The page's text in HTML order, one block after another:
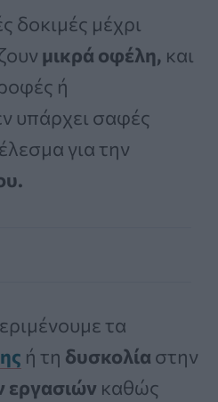
δοκιμές μέχρι
μικρά οφέλη, και
ή
υπάρχει σαφές
για την
τα
ή τη δυσκολία στην
εργασιών καθώς